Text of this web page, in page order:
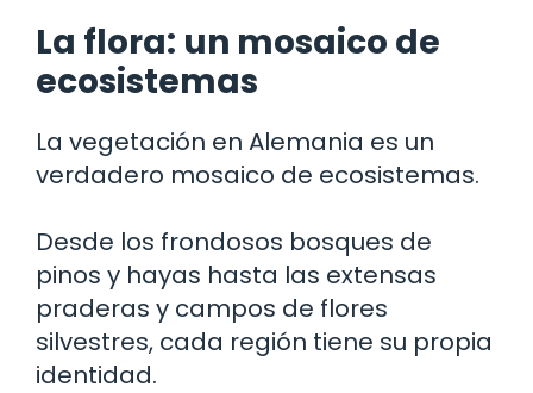
La flora: un mosaico de
ecosistemas
La vegetación en Alemania es un
verdadero mosaico de ecosistemas.
Desde los frondosos bosques de
pinos y hayas hasta las extensas
praderas y campos de flores
silvestres, cada región tiene su propia
identidad.